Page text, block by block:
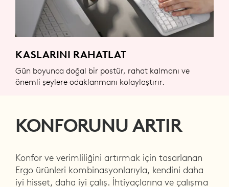
KASLARINI RAHATLAT
Gün boyunca doğal bir postür, rahat kalmanı ve
önemli şeylere odaklanmanı kolaylaştırır.
KONFORUNU ARTIR
Konfor ve verimliliğini artırmak için tasarlanan
Ergo ürünleri kombinasyonlarıyla, kendini daha
iyi hisset, daha iyi çalış. İhtiyaçlarına ve çalışma